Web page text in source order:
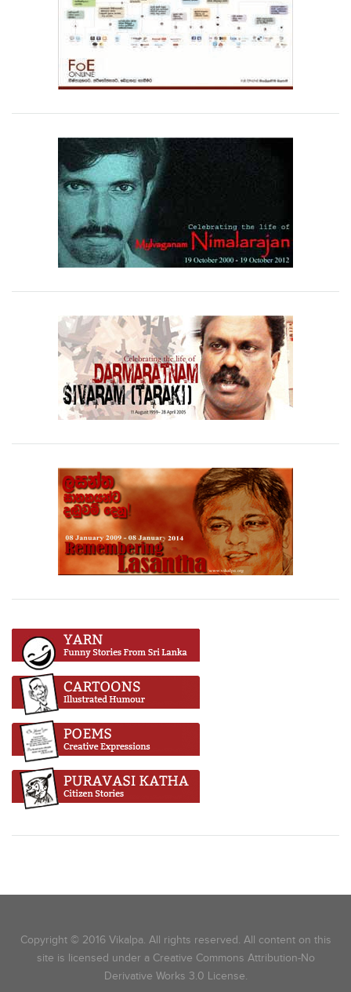
Copyright © 2016 Vikalpa. All rights reserved. All content on this
site is licensed under a Creative Commons Attribution-No
Derivative Works 3.0 License.